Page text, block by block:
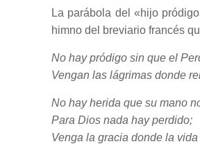
La parábola del «hijo
himno del breviario francés
No hay pródigo sin que el
Vengan las lágrimas donde
No hay herida que su mano
Para Dios nada hay perdido;
Venga la gracia donde la vida